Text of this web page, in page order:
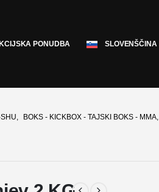
PONUDBA SLOVENŠČINA
, BOKS - KICKBOX - TAJSKI BOKS - MMA,